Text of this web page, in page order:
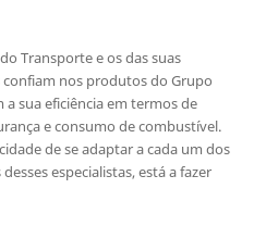
Transporte e os das suas
nos produtos do Grupo
a sua eficiência em termos de
e consumo de combustível.
de se adaptar a cada um dos
especialistas, está a fazer